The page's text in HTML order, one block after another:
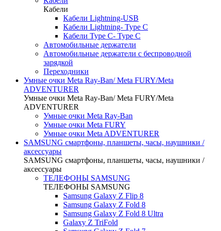
Кабели
Кабели Lightning-USB
Кабели Lightning- Type C
Кабели Type C- Type C
Автомобильные держатели
Автомобильные держатели с беспроводной
зарядкой
Переходники
Умные очки Meta Ray-Ban/ Meta FURY/Meta
ADVENTURER
Умные очки Meta Ray-Ban/ Meta FURY/Meta
ADVENTURER
Умные очки Meta Ray-Ban
Умные очки Meta FURY
Умные очки Meta ADVENTURER
SAMSUNG cмартфоны, планшеты, часы, наушники /
аксессуары
SAMSUNG cмартфоны, планшеты, часы, наушники /
аксессуары
ТЕЛЕФОНЫ SAMSUNG
ТЕЛЕФОНЫ SAMSUNG
Samsung Galaxy Z Flip 8
Samsung Galaxy Z Fold 8
Samsung Galaxy Z Fold 8 Ultra
Galaxy Z TriFold